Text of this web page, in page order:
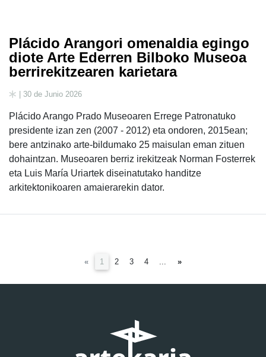
Plácido Arangori omenaldia egingo
diote Arte Ederren Bilboko Museoa
berrirekitzearen karietara
| 30 de Junio 2026
Plácido Arango Prado Museoaren Errege Patronatuko
presidente izan zen (2007 - 2012) eta ondoren, 2015ean;
bere antzinako arte-bildumako 25 maisulan eman zituen
dohaintzan. Museoaren berriz irekitzeak Norman Fosterrek
eta Luis María Uriartek diseinatutako handitze
arkitektonikoaren amaierarekin dator.
« 1 (current)
2 3 4 »